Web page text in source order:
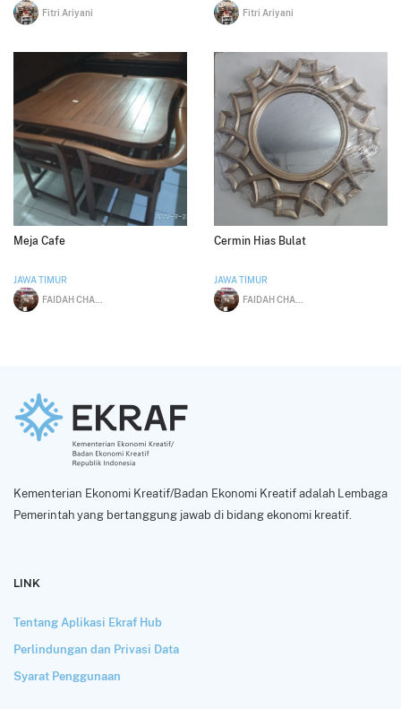
Fitri Ariyani
Fitri Ariyani
Meja Cafe
JAWA TIMUR
Cermin Hias Bulat
JAWA TIMUR
Kementerian Ekonomi Kreatif/Badan Ekonomi Kreatif adalah Lembaga
Pemerintah yang bertanggung jawab di bidang ekonomi kreatif.
LINK
Tentang Aplikasi Ekraf Hub
Perlindungan dan Privasi Data
Syarat Penggunaan